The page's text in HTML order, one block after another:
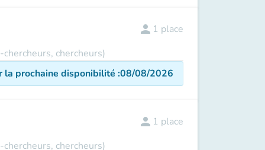
chercheurs)
person 1 place
la prochaine disponibilité :08/08/2026
chercheurs)
person 1 place